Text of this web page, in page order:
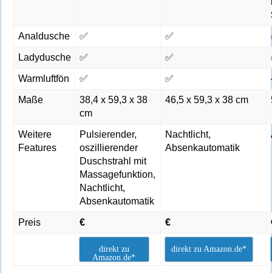
Analdusche ✅ ✅
Ladydusche ✅ ✅
Warmluftfön ✅ ✅
Maße
38,4 x 59,3 x 38
cm
46,5 x 59,3 x 38 cm
Weitere
Features
Pulsierender,
oszillierender
Duschstrahl mit
Massagefunktion,
Nachtlicht,
Absenkautomatik
Nachtlicht,
Absenkautomatik
Preis € €
direkt zu
Amazon.de*
direkt zu Amazon.de*